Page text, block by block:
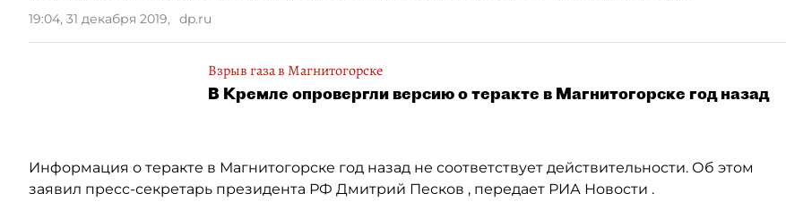
19:04, 31 декабря 2019, dp.ru
Взрыв газа в Магнитогорске
В Кремле опровергли версию о теракте в Магнитогорске год назад
Информация о теракте в Магнитогорске год назад не соответствует действительности. Об этом
заявил пресс-секретарь президента РФ Дмитрий Песков , передает РИА Новости .